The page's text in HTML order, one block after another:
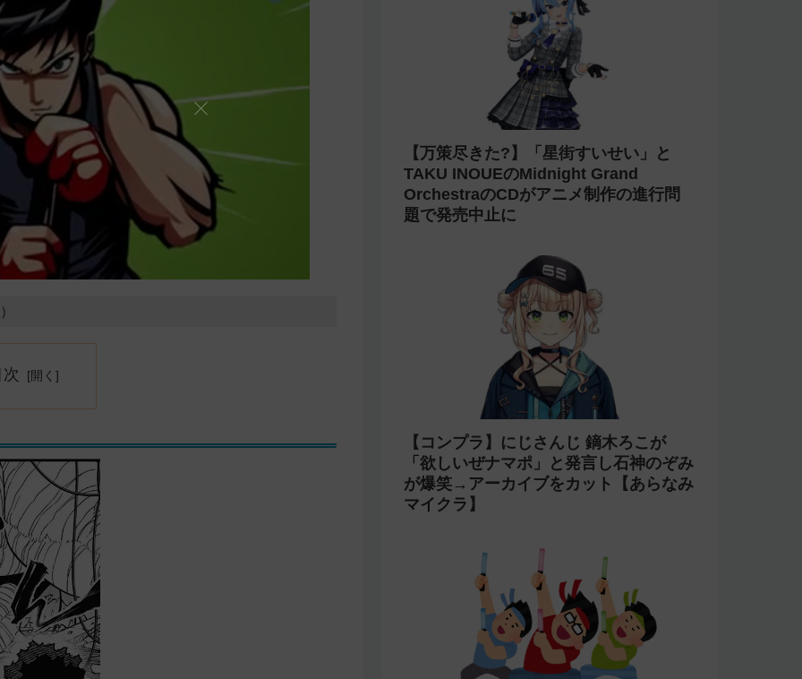
【炎上】にじさんじ 緑仙が「vtuberで
歌ってる人見たこと無いという理由だけ
で埋もれてる名曲がある」という生成AI
の文章を投稿し叩かれる
【杜撰】にじさんじ「叶」2nd LIVEの
直前放送で剣持や椎名や小柳などの誤っ
た配信情報が紹介される→ニコニコが謝
罪してタイムシフトを非公開に【生成
AI?】